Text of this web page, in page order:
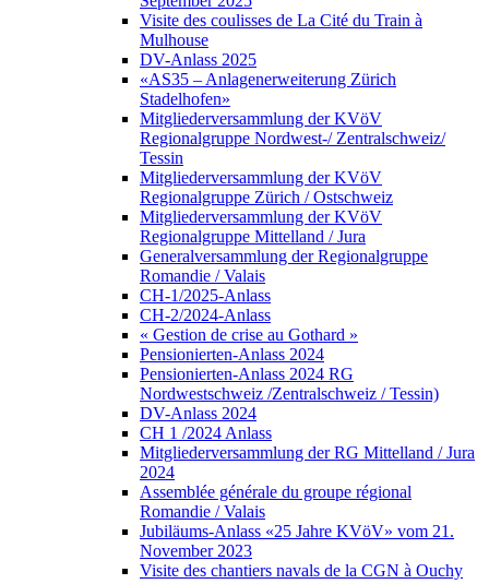
Visite des coulisses de La Cité du Train à
Mulhouse
DV-Anlass 2025
«AS35 – Anlagenerweiterung Zürich
Stadelhofen»
Mitgliederversammlung der KVöV
Regionalgruppe Nordwest-/ Zentralschweiz/
Tessin
Mitgliederversammlung der KVöV
Regionalgruppe Zürich / Ostschweiz
Mitgliederversammlung der KVöV
Regionalgruppe Mittelland / Jura
Generalversammlung der Regionalgruppe
Romandie / Valais
CH-1/2025-Anlass
CH-2/2024-Anlass
« Gestion de crise au Gothard »
Pensionierten-Anlass 2024
Pensionierten-Anlass 2024 RG
Nordwestschweiz /Zentralschweiz / Tessin)
DV-Anlass 2024
CH 1 /2024 Anlass
Mitgliederversammlung der RG Mittelland / Jura
2024
Assemblée générale du groupe régional
Romandie / Valais
Jubiläums-Anlass «25 Jahre KVöV» vom 21.
November 2023
Visite des chantiers navals de la CGN à Ouchy